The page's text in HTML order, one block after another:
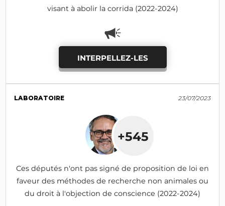
visant à abolir la corrida (2022-2024)
INTERPELLEZ-LES
LABORATOIRE 23/07/2023
+545
Ces députés n'ont pas signé de proposition de loi en
faveur des méthodes de recherche non animales ou
du droit à l'objection de conscience (2022-2024)